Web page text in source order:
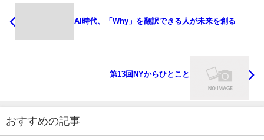
AI時代、「Why」を翻訳できる人が未来を創る
第13回NYからひとこと
おすすめの記事